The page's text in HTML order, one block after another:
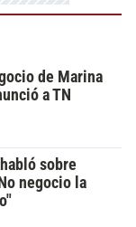
de Marina
a TN
sobre
negocio la